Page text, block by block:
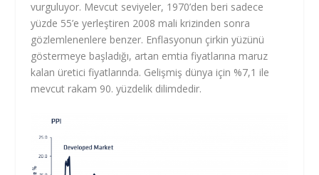
vurguluyor. Mevcut seviyeler, 1970’den beri sadece
yüzde 55’e yerleştiren 2008 mali krizinden sonra
gözlemlenenlere benzer. Enflasyonun çirkin yüzünü
göstermeye başladığı, artan emtia fiyatlarına maruz
kalan üretici fiyatlarında. Gelişmiş dünya için %7,1 ile
mevcut rakam 90. yüzdelik dilimdedir.